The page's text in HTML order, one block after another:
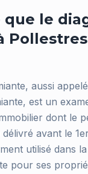
que le
aussi
est un
dont le
avant le
utilisé dans
pour ses